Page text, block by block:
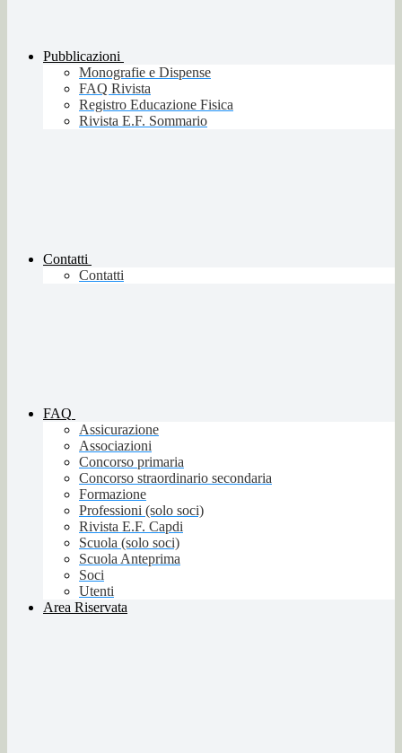
Pubblicazioni
Monografie e Dispense
FAQ Rivista
Registro Educazione Fisica
Rivista E.F. Sommario
Contatti
Contatti
FAQ
Assicurazione
Associazioni
Concorso primaria
Concorso straordinario secondaria
Formazione
Professioni (solo soci)
Rivista E.F. Capdi
Scuola (solo soci)
Scuola Anteprima
Soci
Utenti
Area Riservata